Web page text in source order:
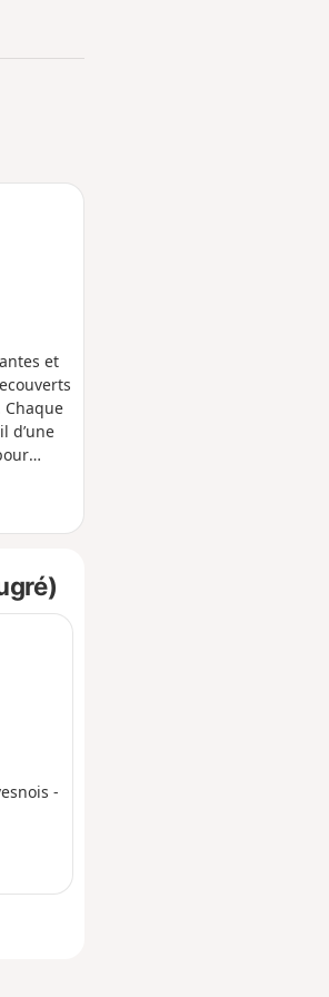
et
d’une
-